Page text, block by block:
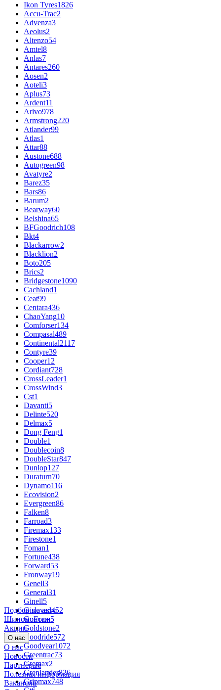
Ikon Tyres1826
Accu-Trac2
Advenza3
Aeolus2
Altenzo54
Amtel8
Anlas7
Antares260
Aosen2
Aoteli3
Aplus73
Ardent11
Arivo978
Armstrong220
Atlander99
Atlas1
Attar88
Austone688
Autogreen98
Avatyre2
Barez35
Bars86
Barum2
Bearway60
Belshina65
BFGoodrich108
Bkt4
Blackarrow2
Blacklion2
Boto205
Brics2
Bridgestone1090
Cachland1
Ceat99
Centara436
ChaoYang10
Comforser134
Compasal489
Continental2117
Contyre39
Cooper12
Cordiant728
CrossLeader1
CrossWind3
Cst1
Davanti5
Delinte520
Delmax5
Dong Feng1
Double1
Doublecoin8
DoubleStar847
Dunlop127
Duraturn70
Dynamo116
Ecovision2
Evergreen86
Falken8
Farroad3
Firemax133
Firestone1
Foman1
Fortune438
Forward53
Fronway19
Genell3
General31
Ginell5
Gislaved452
GoForm5
Goldstone2
Goodride572
Goodyear1072
Greentrac73
Gremax2
Grenlander826
Gripmax748
Подбор по авто
Шиномонтаж
Акции
О нас
О нас
Новости
Партнёрам
Полезная информация
Вакансии